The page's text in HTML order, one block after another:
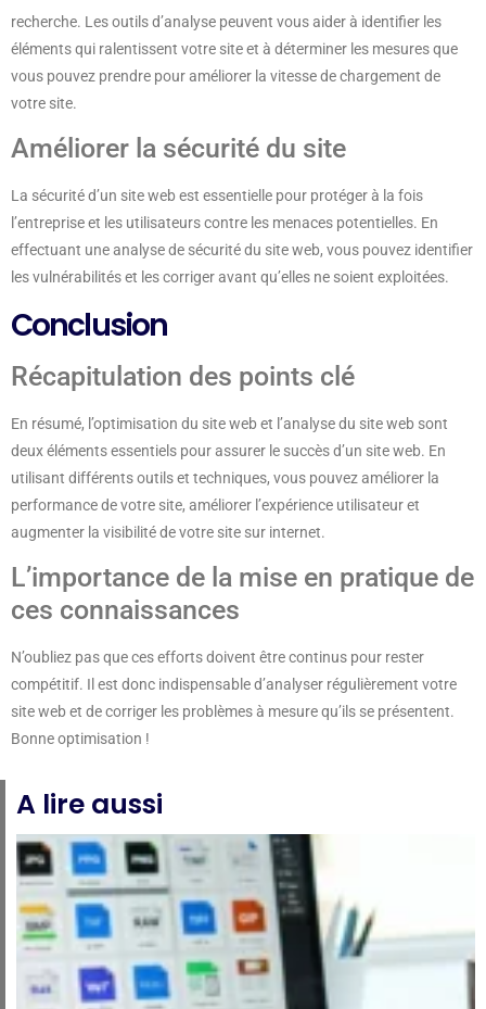
recherche. Les outils d’analyse peuvent vous aider à identifier les
éléments qui ralentissent votre site et à déterminer les mesures que
vous pouvez prendre pour améliorer la vitesse de chargement de
votre site.
Améliorer la sécurité du site
La sécurité d’un site web est essentielle pour protéger à la fois
l’entreprise et les utilisateurs contre les menaces potentielles. En
effectuant une analyse de sécurité du site web, vous pouvez identifier
les vulnérabilités et les corriger avant qu’elles ne soient exploitées.
Conclusion
Récapitulation des points clé
En résumé, l’optimisation du site web et l’analyse du site web sont
deux éléments essentiels pour assurer le succès d’un site web. En
utilisant différents outils et techniques, vous pouvez améliorer la
performance de votre site, améliorer l’expérience utilisateur et
augmenter la visibilité de votre site sur internet.
L’importance de la mise en pratique de
ces connaissances
N’oubliez pas que ces efforts doivent être continus pour rester
compétitif. Il est donc indispensable d’analyser régulièrement votre
site web et de corriger les problèmes à mesure qu’ils se présentent.
Bonne optimisation !
A lire aussi